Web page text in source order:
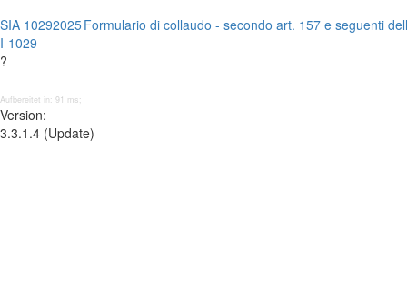
SIA 1029
I-1029
?
2025Formulario di collaudo - secondo art. 157 e seguenti
Aufbereitet in: 91 ms;
Version:
3.3.1.4 (Update)